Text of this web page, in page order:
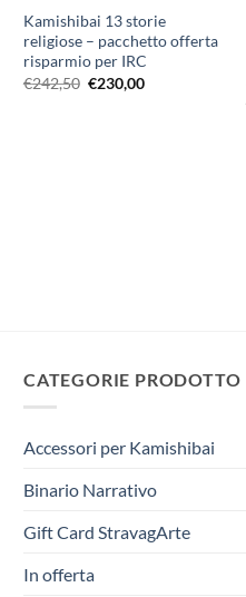
Kamishibai 13 storie
religiose – pacchetto offerta
risparmio per IRC
€242,50 Il
prezzo
€230,00Il
CATEGORIE PRODOTTO
Accessori per Kamishibai
Binario Narrativo
Gift Card StravagArte
In offerta